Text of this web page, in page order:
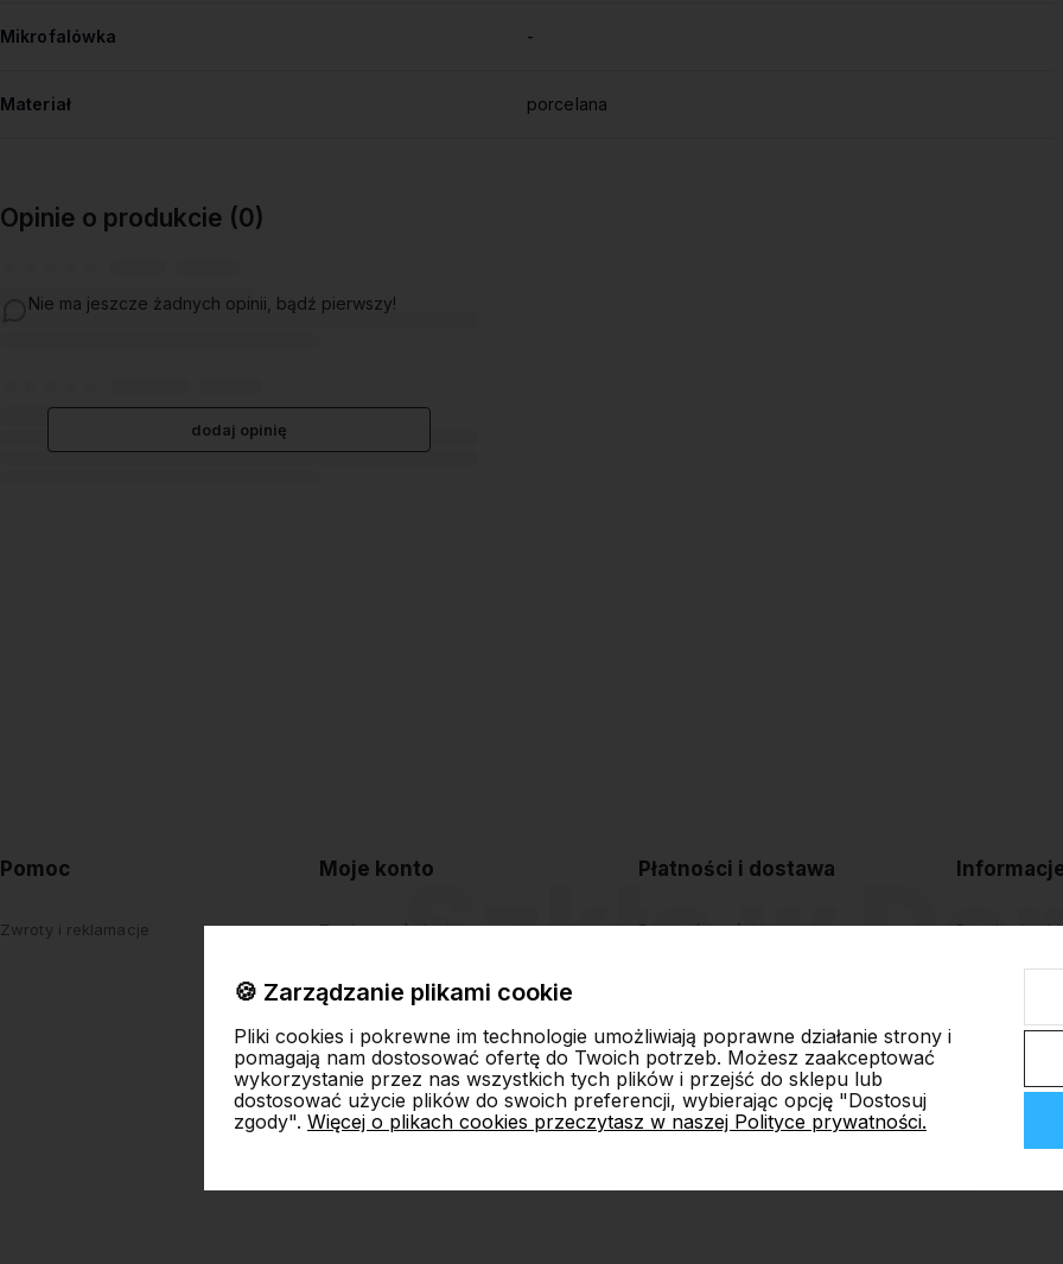
Mikrofalówka -
Materiał porcelana
Opinie o produkcie (0)
Nie ma jeszcze żadnych opinii, bądź pierwszy!
dodaj opinię
Pomoc
Zwroty i reklamacje
Moje konto
Twoje zamówienia
Przechowalnia
Płatności i dostawa
Formy płatności
Regulamin
Polityka
🍪 Zarządzanie plikami cookie
Pliki cookies i pokrewne im technologie umożliwiają poprawne działanie strony i
pomagają nam dostosować ofertę do Twoich potrzeb. Możesz zaakceptować
wykorzystanie przez nas wszystkich tych plików i przejść do sklepu lub
dostosować użycie plików do swoich preferencji, wybierając opcję "Dostosuj
zgody". Więcej o plikach cookies przeczytasz w naszej Polityce prywatności.